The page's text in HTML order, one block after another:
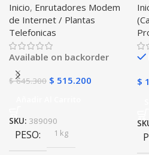
Libre Todo Operador 4G
LTE SIMCARD
Inicio, Enrutadores Modem
de Internet / Plantas
Telefonicas
Available on backorder
$645.300 $ 515.200
SKU: 389090
PESO 1 kg
$